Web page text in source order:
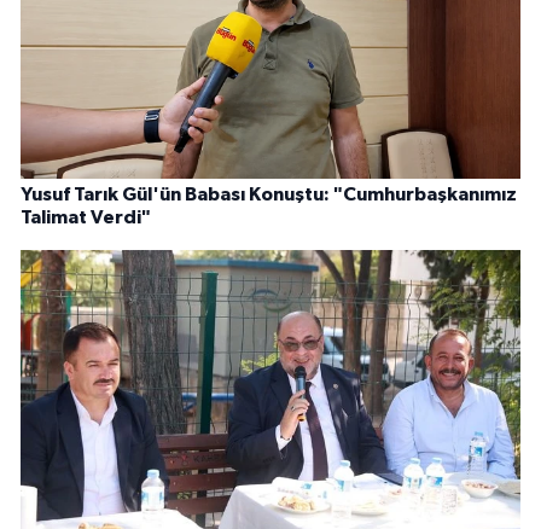
Yusuf Tarık Gül'ün Babası Konuştu: "Cumhurbaşkanımız
Talimat Verdi"